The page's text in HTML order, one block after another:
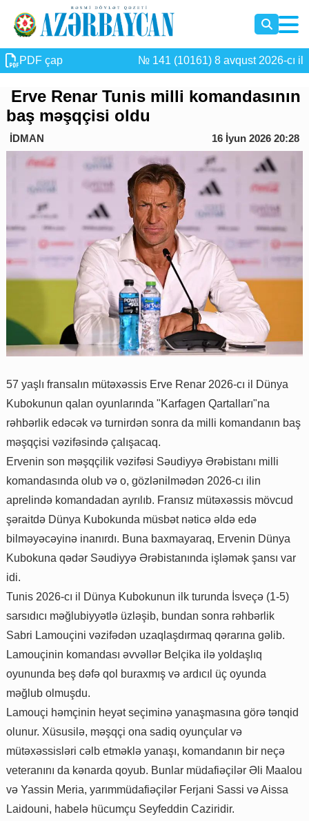
PDF çap № 141 (10161) 8 avqust 2026-cı il
Erve Renar Tunis milli komandasının
baş məşqçisi oldu
İDMAN 16 İyun 2026 20:28
57 yaşlı fransalın mütəxəssis Erve Renar 2026-cı il Dünya
Kubokunun qalan oyunlarında "Karfagen Qartalları"na
rəhbərlik edəcək və turnirdən sonra da milli komandanın baş
məşqçisi vəzifəsində çalışacaq.
Ervenin son məşqçilik vəzifəsi Səudiyyə Ərəbistanı milli
komandasında olub və o, gözlənilmədən 2026-cı ilin
aprelində komandadan ayrılıb. Fransız mütəxəssis mövcud
şəraitdə Dünya Kubokunda müsbət nəticə əldə edə
bilməyəcəyinə inanırdı. Buna baxmayaraq, Ervenin Dünya
Kubokuna qədər Səudiyyə Ərəbistanında işləmək şansı var
idi.
Tunis 2026-cı il Dünya Kubokunun ilk turunda İsveçə (1-5)
sarsıdıcı məğlubiyyətlə üzləşib, bundan sonra rəhbərlik
Sabri Lamouçini vəzifədən uzaqlaşdırmaq qərarına gəlib.
Lamouçinin komandası əvvəllər Belçika ilə yoldaşlıq
oyununda beş dəfə qol buraxmış və ardıcıl üç oyunda
məğlub olmuşdu.
Lamouçi həmçinin heyət seçiminə yanaşmasına görə tənqid
olunur. Xüsusilə, məşqçi ona sadiq oyunçular və
mütəxəssisləri cəlb etməklə yanaşı, komandanın bir neçə
veteranını da kənarda qoyub. Bunlar müdafiəçilər Əli Maalou
və Yassin Meria, yarımmüdafiəçilər Ferjani Sassi və Aissa
Laidouni, habelə hücumçu Seyfeddin Caziridir.